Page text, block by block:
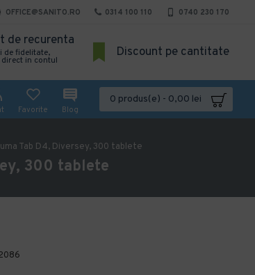
OFFICE@SANITO.RO 0314 100 110 0740 230 170
de recurenta
de fidelitate,
in contul
Discount pe cantitate
Favorite Blog
0 produs(e) - 0,00 lei
Tab D4, Diversey, 300 tablete
300 tablete